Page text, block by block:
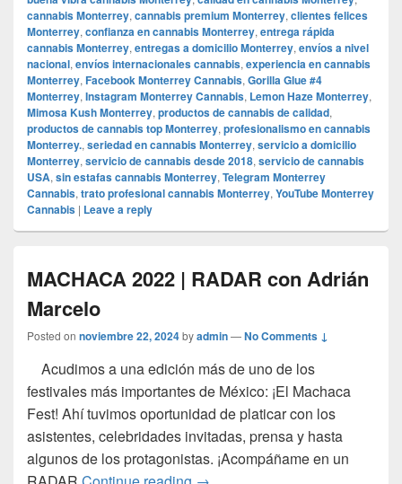
cannabis Monterrey, cannabis premium Monterrey, clientes felices
Monterrey, confianza en cannabis Monterrey, entrega rápida
cannabis Monterrey, entregas a domicilio Monterrey, envíos a nivel
nacional, envíos internacionales cannabis, experiencia en cannabis
Monterrey, Facebook Monterrey Cannabis, Gorilla Glue #4
Monterrey, Instagram Monterrey Cannabis, Lemon Haze Monterrey,
Mimosa Kush Monterrey, productos de cannabis de calidad,
productos de cannabis top Monterrey, profesionalismo en cannabis
Monterrey., seriedad en cannabis Monterrey, servicio a domicilio
Monterrey, servicio de cannabis desde 2018, servicio de cannabis
USA, sin estafas cannabis Monterrey, Telegram Monterrey
Cannabis, trato profesional cannabis Monterrey, YouTube Monterrey
Cannabis | Leave a reply
MACHACA 2022 | RADAR con Adrián
Marcelo
Posted on noviembre 22, 2024byadmin—No Comments ↓
Acudimos a una edición más de uno de los
festivales más importantes de México: ¡El Machaca
Fest! Ahí tuvimos oportunidad de platicar con los
asistentes, celebridades invitadas, prensa y hasta
algunos de los protagonistas. ¡Acompáñame en un
MACHACA 2022 | RADAR con